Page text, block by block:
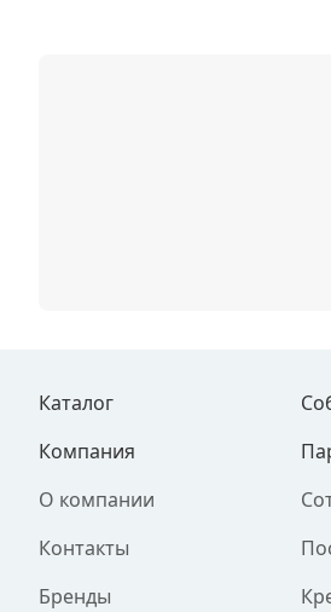
Каталог
Компания
О компании
Контакты
Бренды